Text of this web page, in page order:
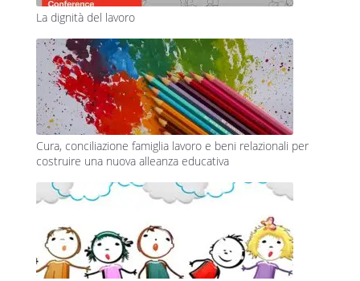
La dignità del lavoro
Cura, conciliazione famiglia lavoro e beni relazionali per
costruire una nuova alleanza educativa